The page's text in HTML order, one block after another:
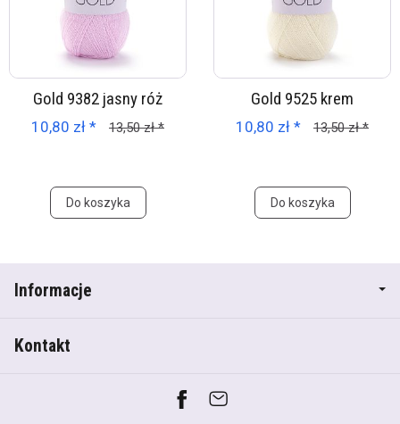
Gold 9382 jasny róż
10,80 zł * 13,50 zł *
Do koszyka
Gold 9525 krem
10,80 zł * 13,50 zł *
Do koszyka
Informacje
Kontakt